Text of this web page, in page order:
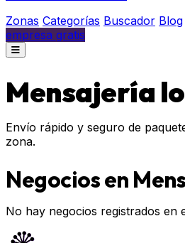
Zonas Categorías Buscador Blog
empresa gratis
Mensajería
Envío rápido y seguro de
zona.
Negocios en
No hay negocios registrados en